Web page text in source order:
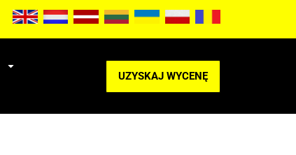
UZYSKAJ WYCENĘ